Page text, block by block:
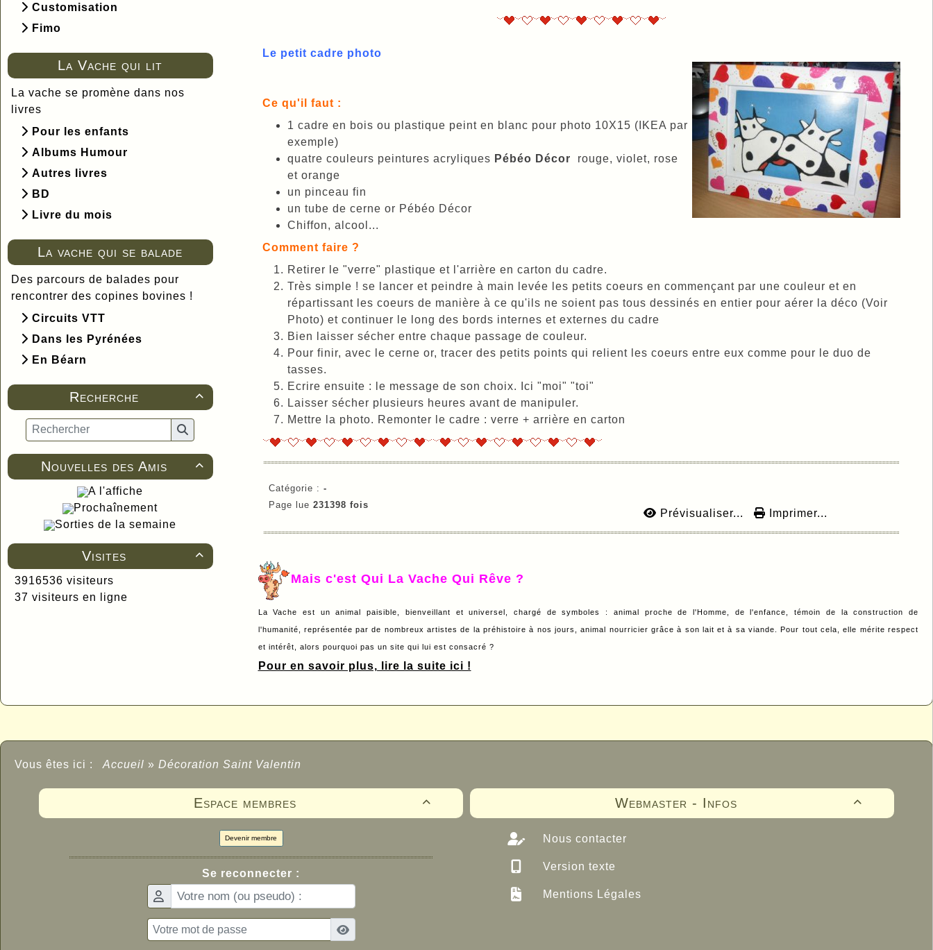
Customisation
Fimo
La Vache qui lit
La vache se promène dans nos
livres
Pour les enfants
Albums Humour
Autres livres
BD
Livre du mois
La vache qui se balade
Des parcours de balades pour
rencontrer des copines bovines !
Circuits VTT
Dans les Pyrénées
En Béarn

Recherche

Nouvelles des Amis
A l'affiche
Prochaînement
Sorties de la semaine

Visites
3916536 visiteurs
37 visiteurs en ligne
Le petit cadre photo
Ce qu'il faut :
1 cadre en bois ou plastique peint en blanc pour photo 10X15 (IKEA par
exemple)
quatre couleurs peintures acryliques Pébéo Décor
rouge, violet, rose
et orange
un pinceau fin
un tube de cerne or Pébéo Décor
Chiffon, alcool...
Comment faire ?
Retirer le "verre" plastique et l'arrière en carton du cadre.
Très simple ! se lancer et peindre à main levée les petits coeurs en commençant par une couleur et en
répartissant les coeurs de manière à ce qu'ils ne soient pas tous dessinés en entier pour aérer la déco (Voir
Photo) et continuer le long des bords internes et externes du cadre
Bien laisser sécher entre chaque passage de couleur.
Pour finir, avec le cerne or, tracer des petits points qui relient les coeurs entre eux comme pour le duo de
tasses.
Ecrire ensuite : le message de son choix. Ici "moi" "toi"
Laisser sécher plusieurs heures avant de manipuler.
Mettre la photo. Remonter le cadre : verre + arrière en carton
Catégorie : -
Page lue 231398 fois
Prévisualiser... Imprimer...
Mais c'est Qui La Vache Qui Rêve ?
La Vache est un animal paisible, bienveillant et universel, chargé de symboles : animal proche de l'Homme, de l'enfance, témoin de la construction de
l'humanité, représentée par de nombreux artistes de la préhistoire à nos jours, animal nourricier grâce à son lait et à sa viande. Pour tout cela, elle mérite respect
et intérêt, alors pourquoi pas un site qui lui est consacré ?
Pour en savoir plus, lire la suite ici !
Vous êtes ici : Accueil » Décoration Saint Valentin

Espace membres
Devenir membre
Se reconnecter :

Webmaster - Infos
Nous contacter
Version texte
Mentions Légales